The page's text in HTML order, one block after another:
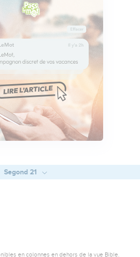
Segond 21
en colonnes en dehors de la vue Bible.